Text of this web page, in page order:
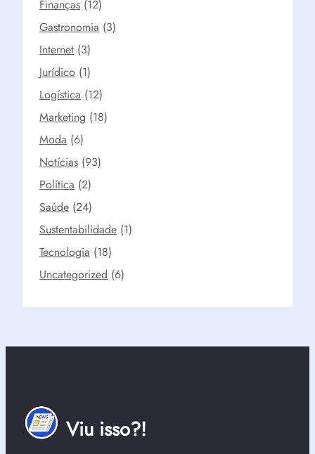
Finanças (12)
Gastronomia (3)
Internet (3)
Jurídico (1)
Logística (12)
Marketing (18)
Moda (6)
Notícias (93)
Política (2)
Saúde (24)
Sustentabilidade (1)
Tecnologia (18)
Uncategorized (6)
Viu isso?!